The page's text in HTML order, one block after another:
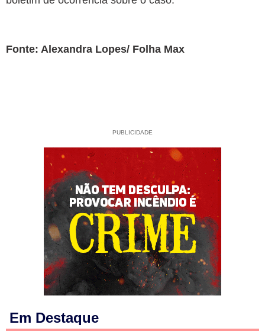
Fonte: Alexandra Lopes/ Folha Max
PUBLICIDADE
Em Destaque